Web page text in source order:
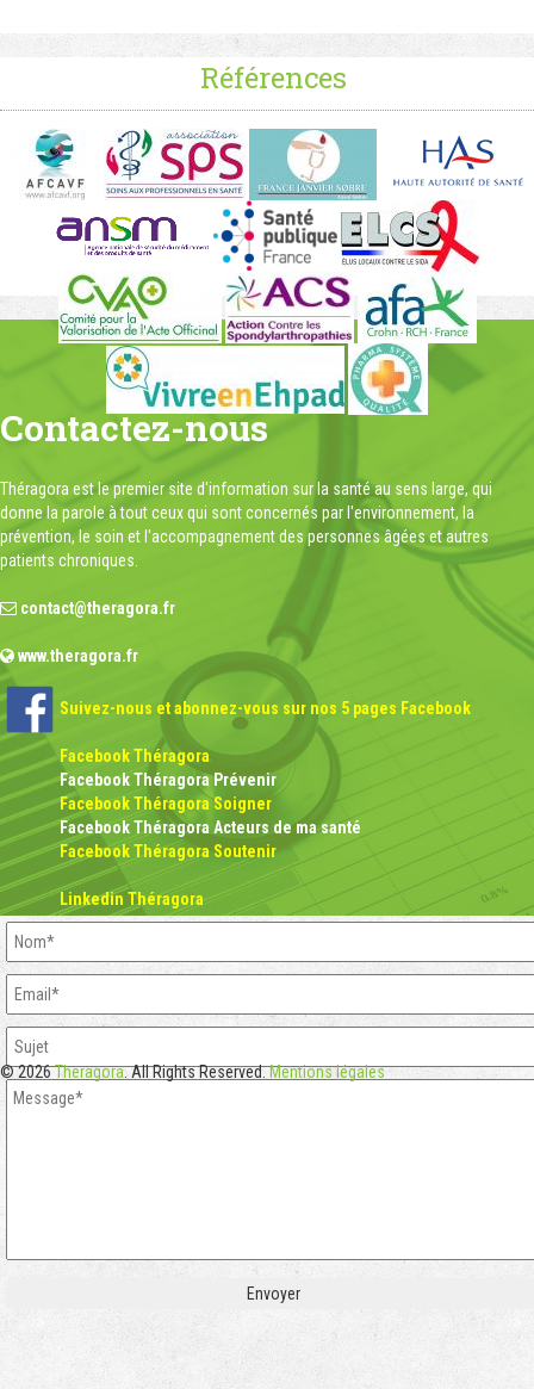
Références
Contactez-nous
Théragora est le premier site d'information sur la santé au sens large, qui
donne la parole à tout ceux qui sont concernés par l'environnement, la
prévention, le soin et l'accompagnement des personnes âgées et autres
patients chroniques.
contact@theragora.fr
www.theragora.fr
Suivez-nous et abonnez-vous sur nos 5 pages Facebook
Facebook Théragora
Facebook Théragora Prévenir
Facebook Théragora Soigner
Facebook Théragora Acteurs de ma santé
Facebook Théragora Soutenir
Linkedin Théragora
© 2026Theragora. All Rights Reserved.Mentions légales